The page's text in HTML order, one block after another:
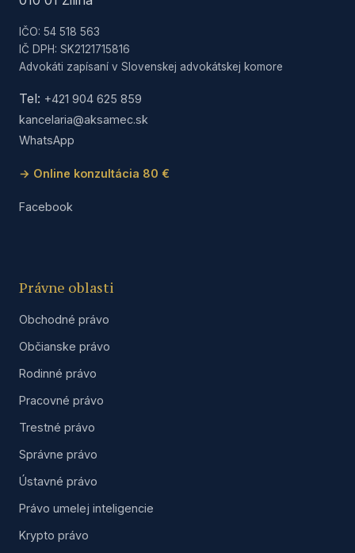
IČO: 54 518 563
IČ DPH: SK2121715816
Advokáti zapísaní v Slovenskej advokátskej komore
Tel: +421 904 625 859
kancelaria@aksamec.sk
WhatsApp
→ Online konzultácia 80 €
Facebook
Právne oblasti
Obchodné právo
Občianske právo
Rodinné právo
Pracovné právo
Trestné právo
Správne právo
Ústavné právo
Právo umelej inteligencie
Krypto právo